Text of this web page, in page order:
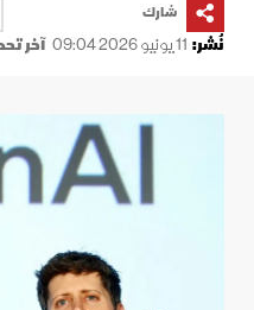
شارك
نُشر: 11 يونيو 2026 09:04 آخر